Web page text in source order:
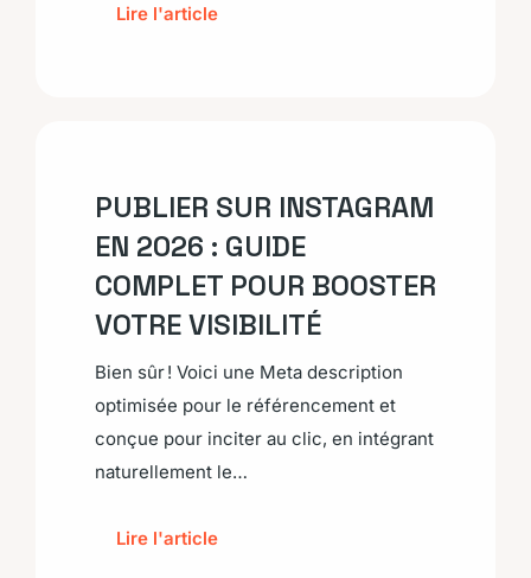
Lire l'article
PUBLIER SUR INSTAGRAM
EN 2026 : GUIDE
COMPLET POUR BOOSTER
VOTRE VISIBILITÉ
Bien sûr ! Voici une Meta description
optimisée pour le référencement et
conçue pour inciter au clic, en intégrant
naturellement le…
Lire l'article